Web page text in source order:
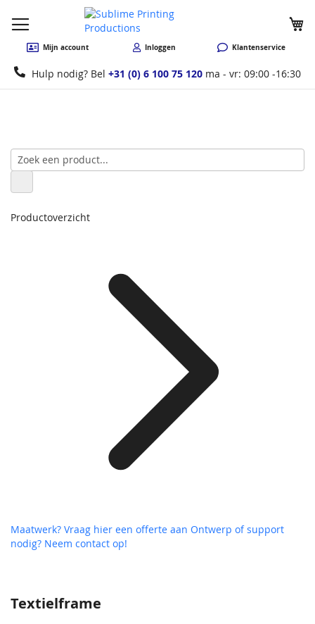
Mijn account Inloggen Klantenservice
Hulp nodig? Bel +31 (0) 6 100 75 120 ma - vr: 09:00 -16:30
Textielframe
Productoverzicht
Maatwerk? Vraag hier een offerte aan Ontwerp of support
nodig? Neem contact op!